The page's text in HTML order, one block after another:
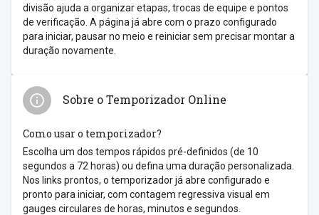
divisão ajuda a organizar etapas, trocas de equipe e pontos
de verificação. A página já abre com o prazo configurado
para iniciar, pausar no meio e reiniciar sem precisar montar a
duração novamente.
Sobre o Temporizador Online
Como usar o temporizador?
Escolha um dos tempos rápidos pré-definidos (de 10
segundos a 72 horas) ou defina uma duração personalizada.
Nos links prontos, o temporizador já abre configurado e
pronto para iniciar, com contagem regressiva visual em
gauges circulares de horas, minutos e segundos.